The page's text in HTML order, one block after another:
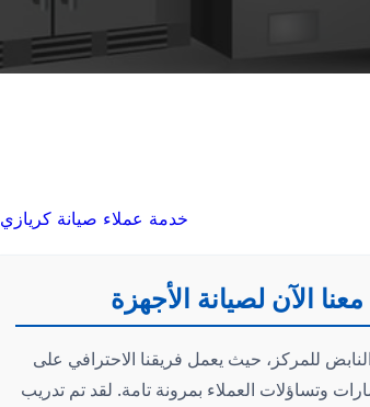
خدمة عملاء صيانة كريازي
الآن لصيانة الأجهزة
للمركز، حيث يعمل فريقنا الاحترافي على
وتساؤلات العملاء بمرونة تامة. لقد تم تدريب